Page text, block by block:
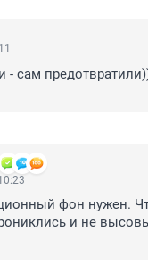
- сам
фон нужен.
и не